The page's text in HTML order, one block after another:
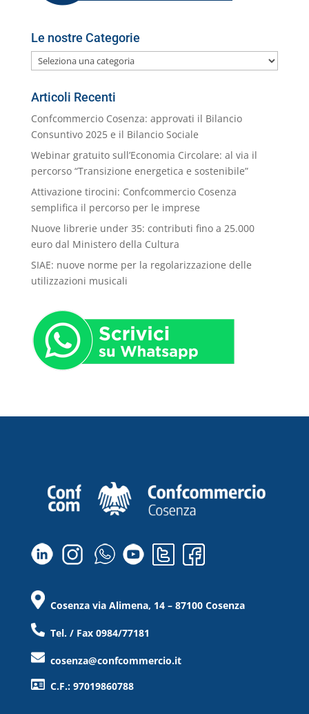
Le nostre Categorie
Le
nostre
Categorie
Articoli Recenti
Confcommercio Cosenza: approvati il Bilancio
Consuntivo 2025 e il Bilancio Sociale
Webinar gratuito sull’Economia Circolare: al via il
percorso “Transizione energetica e sostenibile”
Attivazione tirocini: Confcommercio Cosenza
semplifica il percorso per le imprese
Nuove librerie under 35: contributi fino a 25.000
euro dal Ministero della Cultura
SIAE: nuove norme per la regolarizzazione delle
utilizzazioni musicali
Cosenza via Alimena, 14 – 87100 Cosenza
Tel. / Fax 0984/77181
cosenza@confcommercio.it
C.F.: 97019860788